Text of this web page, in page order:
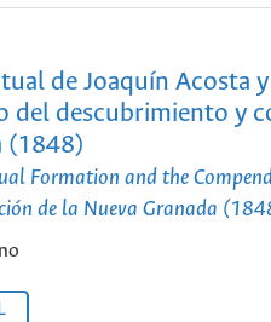
de Joaquín Acosta
del descubrimiento y
(1848)
Formation and the
de la Nueva Granada